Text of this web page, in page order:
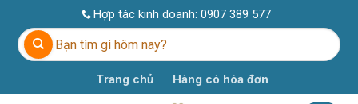
content
Hợp tác kinh doanh: 0907 389 577
Tìm
kiếm:
Trang chủ Hàng có hóa đơn